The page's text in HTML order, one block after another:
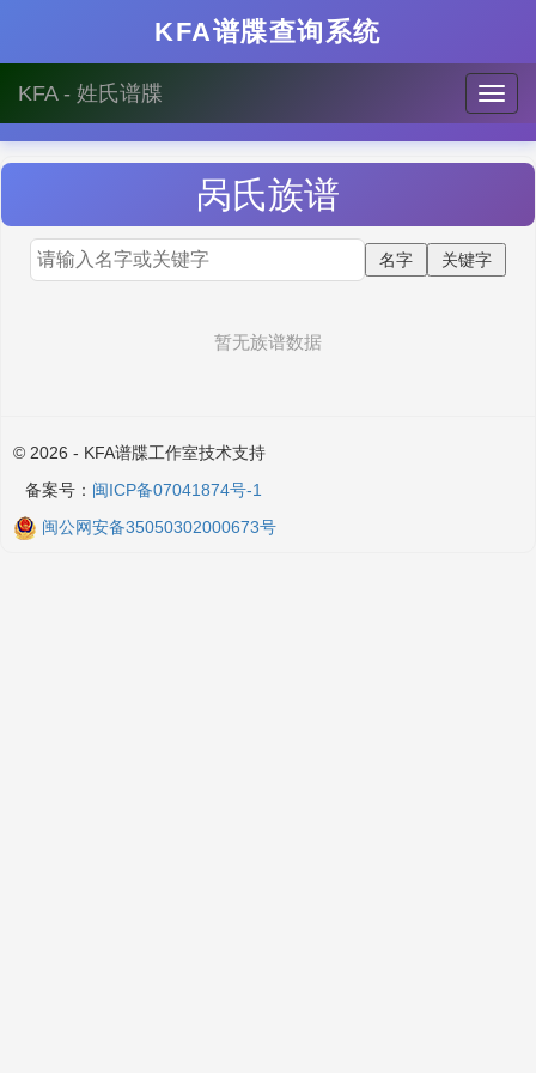
KFA谱牒查询系统
KFA - 姓氏谱牒
呙氏族谱
暂无族谱数据
© 2026 - KFA谱牒工作室技术支持
备案号： 闽ICP备07041874号-1
闽公网安备35050302000673号